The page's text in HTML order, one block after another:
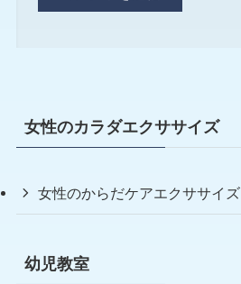
女性のカラダエクササイズ
女性のからだケアエクササイズ
幼児教室